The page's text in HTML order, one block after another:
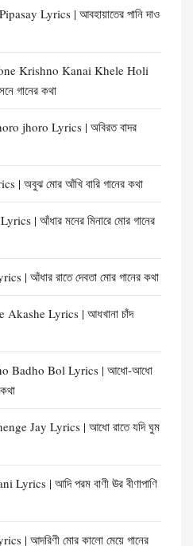
Lyrics | আবহায়াতের পানি দাও
Krishno Kanai Khele Holi
গানের কথা
jhoro Lyrics | অবিরত বাদর
অবুঝ মোর আঁখি বারি গানের কথা
| আঁধার মনের মিনারে মোর গানের
| আঁধার রাতে দেবতা মোর গানের কথা
Lyrics | আধখানা চাঁদ
Badho Bol Lyrics | আধো-আধো
Jay Lyrics | আধো রাতে যদি ঘুম
| আদি পরম বাণী ঊর বীণাপাণি
আদরিণী মোর কালো মেয়ে গানের